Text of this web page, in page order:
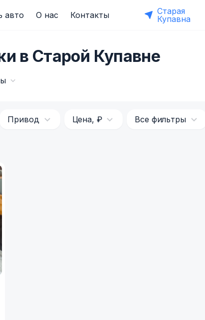
авто О нас Контакты
Старая
Купавна
в Старой Купавне
Привод Цена, ₽ Все фильтры